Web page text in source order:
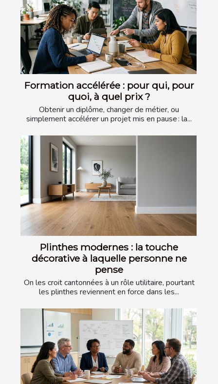
Formation accélérée : pour qui, pour
quoi, à quel prix ?
Obtenir un diplôme, changer de métier, ou
simplement accélérer un projet mis en pause : la...
Plinthes modernes : la touche
décorative à laquelle personne ne
pense
On les croit cantonnées à un rôle utilitaire, pourtant
les plinthes reviennent en force dans les...